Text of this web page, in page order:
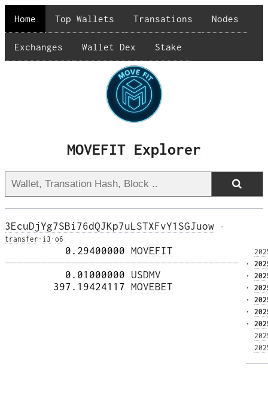
Home Top Wallets Transations Nodes
Exchanges Wallet Dex Stake
MOVEFIT Explorer
3EcuDjYg7SBi76dQJKp7uLSTXFvY1SGJuow
·
transfer · i3 · o6
          0.29400000
MOVEFIT
———————————————————————————————————————
          0.01000000
USDMV
        397.19424117
MOVEBET
·
·
·
·
·
·